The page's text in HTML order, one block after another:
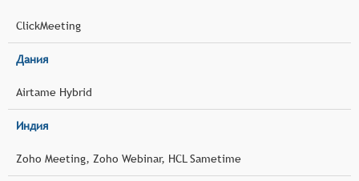
ClickMeeting
Дания
Airtame Hybrid
Индия
Zoho Meeting, Zoho Webinar, HCL Sametime